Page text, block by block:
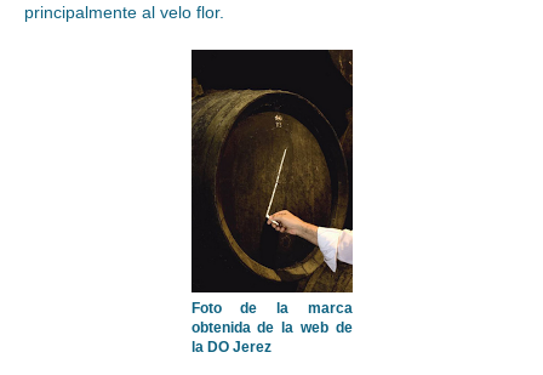
principalmente al velo flor.
Foto de la marca
obtenida de la web de
la DO Jerez